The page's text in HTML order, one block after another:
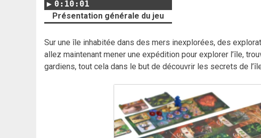
0:10:01
Présentation générale du jeu
Sur une île inhabitée dans des mers inexplorées, des
allez maintenant mener une expédition pour explorer l’île,
gardiens, tout cela dans le but de découvrir les secrets de